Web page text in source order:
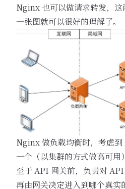
Nginx 也可以做请求转发，这
一张图就可以很好的理解了。
Nginx 做负载均衡时，考虑
一个（以集群的方式做高可
至于 API 网关前，负责对
再由网关决定进入到哪个真